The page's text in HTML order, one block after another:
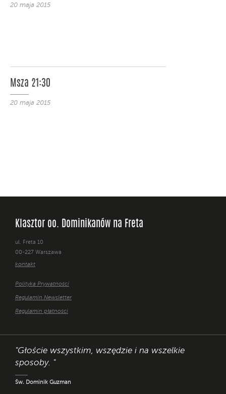
20 maja 2015
Msza 21:30
20 maja 2015
Klasztor oo. Dominikanów na Freta
ul. Freta 10
00-227 Warszawa
kontakt
Polityka Prywatności
Regulamin Newsletter
Regulamin płatności
"Głoście wszystkim, wszędzie i na wszelkie
sposoby. "
Św. Dominik Guzman